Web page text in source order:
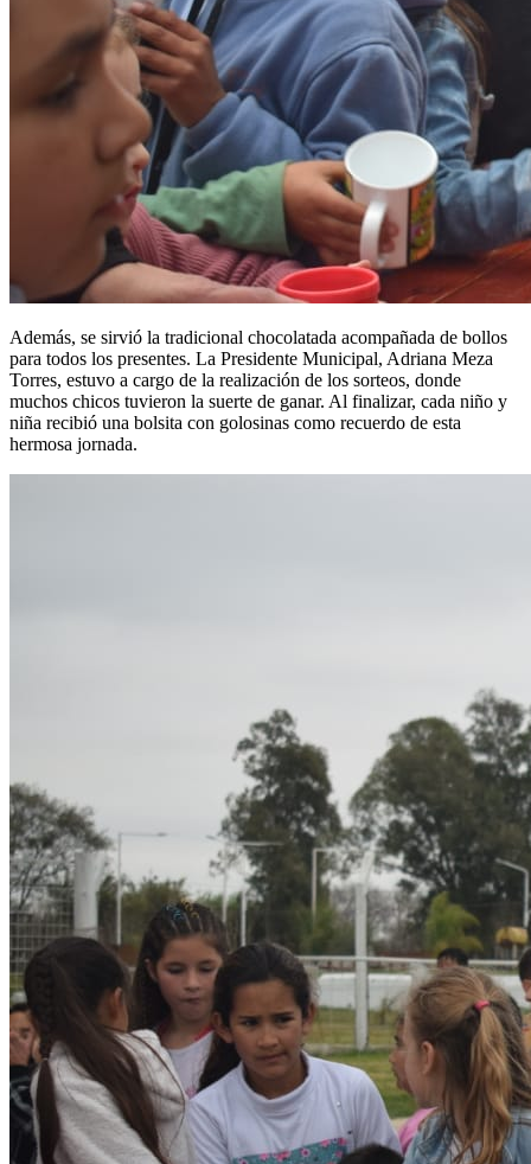
Además, se sirvió la tradicional chocolatada acompañada de bollos
para todos los presentes. La Presidente Municipal, Adriana Meza
Torres, estuvo a cargo de la realización de los sorteos, donde
muchos chicos tuvieron la suerte de ganar. Al finalizar, cada niño y
niña recibió una bolsita con golosinas como recuerdo de esta
hermosa jornada.